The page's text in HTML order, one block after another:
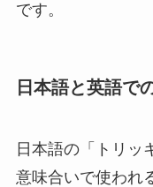
です。
日本語と英語で
日本語の「トリッ
意味合いで使われ